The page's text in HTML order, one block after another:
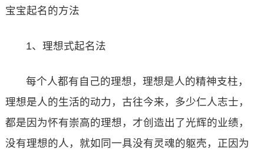
宝宝起名的方法
1、理想式起名法
每个人都有自己的理想，理想是人的精神支柱，
理想是人的生活的动力，古往今来，多少仁人志士，
都是因为怀有崇高的理想，才创造出了光辉的业绩，
没有理想的人，就如同一具没有灵魂的躯壳，正因为